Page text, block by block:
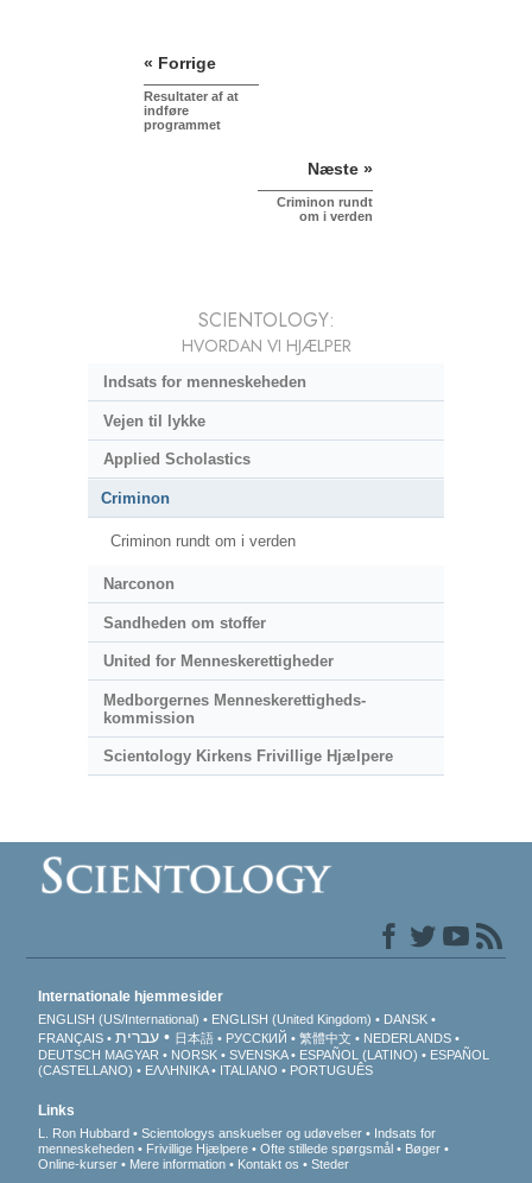
« Forrige
Resultater af at
indføre
programmet
Næste »
Criminon rundt
om i verden
SCIENTOLOGY:
HVORDAN VI HJÆLPER
Indsats for menneskeheden
Vejen til lykke
Applied Scholastics
Criminon
Criminon rundt om i verden
Narconon
Sandheden om stoffer
United for Menneskerettigheder
Medborgernes Menneske­rettigheds­
kommission
Scientology Kirkens Frivillige Hjælpere
Internationale hjemmesider
ENGLISH (US/International) ENGLISH (United Kingdom)
DANSK
FRANÇAIS
עברית 日本語 РУССКИЙ 繁體中文
NEDERLANDS
DEUTSCH MAGYAR NORSK SVENSKA ESPAÑOL (LATINO)
ESPAÑOL
(CASTELLANO)
ΕΛΛΗΝΙΚA ITALIANO PORTUGUÊS
Links
L. Ron Hubbard Scientologys anskuelser og udøvelser
Indsats for
menneskeheden
Frivillige Hjælpere Ofte stillede spørgsmål
Bøger
Online-kurser
Mere information Kontakt os Steder